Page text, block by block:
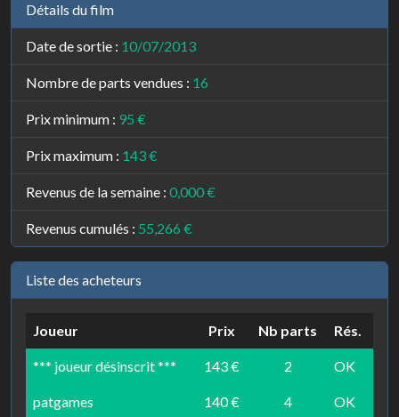
Détails du film
Date de sortie : 10/07/2013
Nombre de parts vendues : 16
Prix minimum : 95 €
Prix maximum : 143 €
Revenus de la semaine : 0,000 €
Revenus cumulés : 55,266 €
Liste des acheteurs
Joueur Prix Nb parts Rés.
*** joueur désinscrit *** 143 € 2 OK
patgames 140 € 4 OK